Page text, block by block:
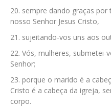
sempre dando graças
nosso Senhor Jesus Cristo,
sujeitando-vos uns aos
Vós, mulheres, submetei-
Senhor;
porque o marido é a
Cristo é a cabeça da igreja,
corpo.